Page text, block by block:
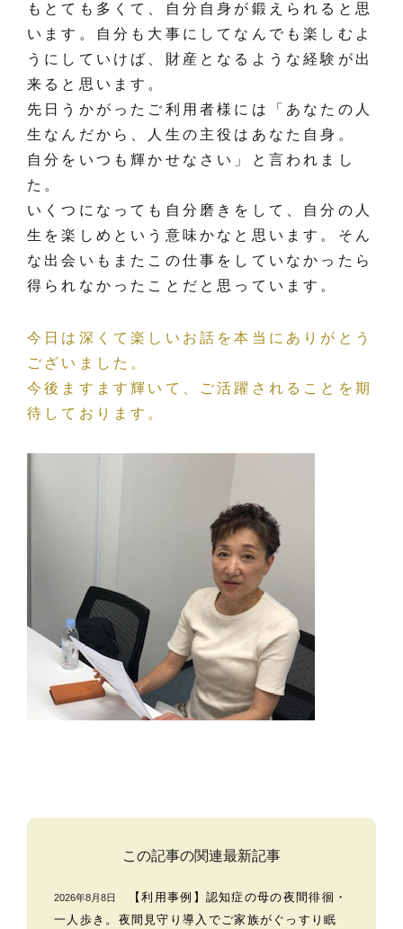
もとても多くて、自分自身が鍛えられると思
います。自分も大事にしてなんでも楽しむよ
うにしていけば、財産となるような経験が出
来ると思います。
先日うかがったご利用者様には「あなたの人
生なんだから、人生の主役はあなた自身。
自分をいつも輝かせなさい」と言われまし
た。
いくつになっても自分磨きをして、自分の人
生を楽しめという意味かなと思います。そん
な出会いもまたこの仕事をしていなかったら
得られなかったことだと思っています。
今日は深くて楽しいお話を本当にありがとう
ございました。
今後ますます輝いて、ご活躍されることを期
待しております。
この記事の関連最新記事
2026年8月8日
【利用事例】認知症の母の夜間徘徊・
一人歩き。夜間見守り導入でご家族がぐっすり眠